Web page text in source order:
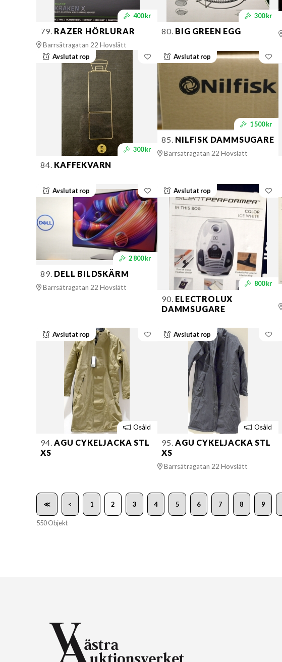
400 kr
79. RAZER HÖRLURAR
Barrsätragatan 22 Hovslätt
300 kr
80. BIG GREEN EGG
Avslutat rop
300 kr
84. KAFFEKVARN
Avslutat rop
1 500 kr
85. NILFISK DAMMSUGARE
Barrsätragatan 22 Hovslätt
Avslutat rop
2 800 kr
89. DELL BILDSKÄRM
Barrsätragatan 22 Hovslätt
Avslutat rop
800 kr
90. ELECTROLUX
DAMMSUGARE
Avslutat rop
Osåld
94. AGU CYKELJACKA STL
XS
Avslutat rop
Osåld
95. AGU CYKELJACKA STL
XS
Barrsätragatan 22 Hovslätt
≪ < 1 2 3 4 5 6 7 8 9
550 Objekt